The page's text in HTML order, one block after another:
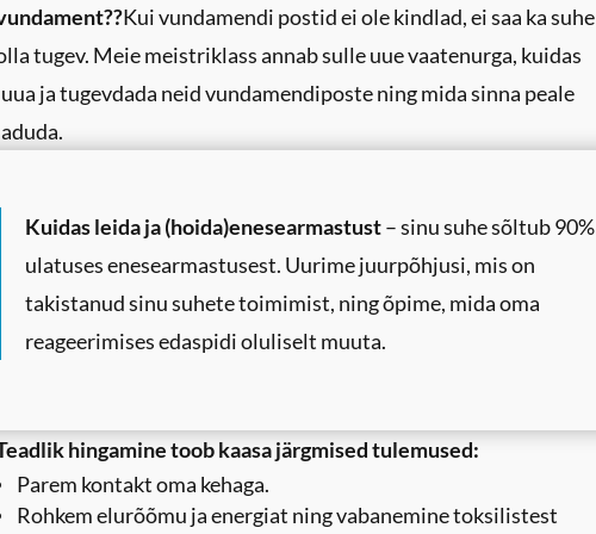
Kui vundamendi postid ei ole kindlad, ei saa ka suhe
tugev. Meie meistriklass annab sulle uue vaatenurga, kuidas
ja tugevdada neid vundamendiposte ning mida sinna peale
Kuidas leida ja (hoida)enesearmastust– sinu suhe sõltub 90%
ulatuses enesearmastusest. Uurime juurpõhjusi, mis on
takistanud sinu suhete toimimist, ning õpime, mida oma
reageerimises edaspidi oluliselt muuta.
hingamine toob kaasa järgmised tulemused:
Parem kontakt oma kehaga.
Rohkem elurõõmu ja energiat ning vabanemine toksilistest